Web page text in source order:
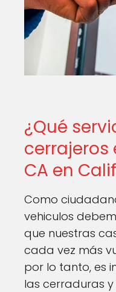
¿Qué
cerrajeros
CA en
Como
vehiculos
que nuestras
cada vez más
por lo tanto, es
las cerraduras